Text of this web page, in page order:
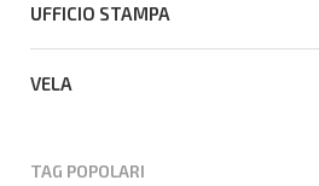
UFFICIO STAMPA
VELA
TAG POPOLARI